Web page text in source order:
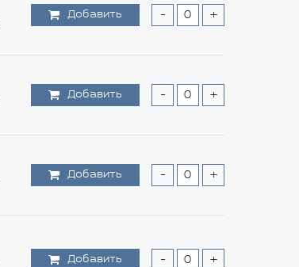
Добавить - +
Добавить - +
Добавить - +
Добавить - +